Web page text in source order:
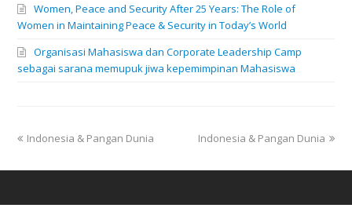
Women, Peace and Security After 25 Years: The Role of
Women in Maintaining Peace & Security in Today’s World
Organisasi Mahasiswa dan Corporate Leadership Camp
sebagai sarana memupuk jiwa kepemimpinan Mahasiswa
previous
Indonesia & Pangan Dunia
next
Indonesia & Pangan Dunia